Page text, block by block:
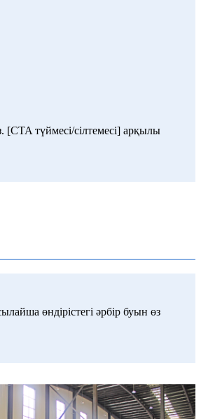
түймесі/сілтемесі] арқылы
өндірістегі әрбір буын өз